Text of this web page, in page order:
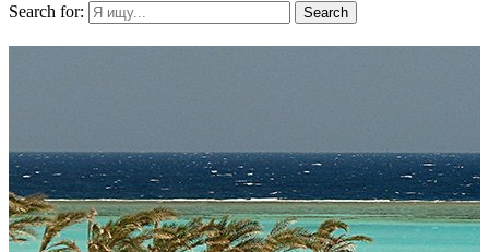
Search for: Search